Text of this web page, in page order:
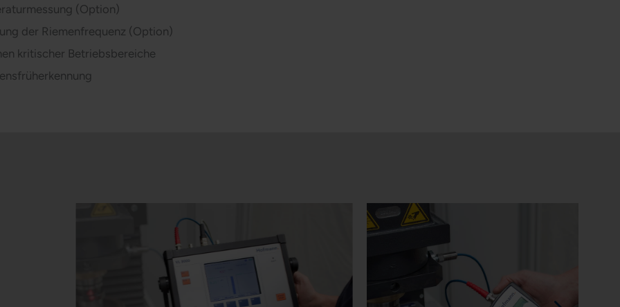
(Option)
der Riemenfrequenz (Option)
kritischer Betriebsbereiche